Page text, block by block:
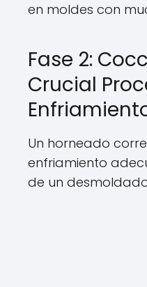
en moldes con
Fase 2:
Crucial
Un horneado
enfriamiento
de un